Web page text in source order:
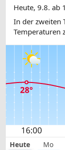
Heute, 9.8. ab
In der zweiten
Temperaturen
Heute Mo